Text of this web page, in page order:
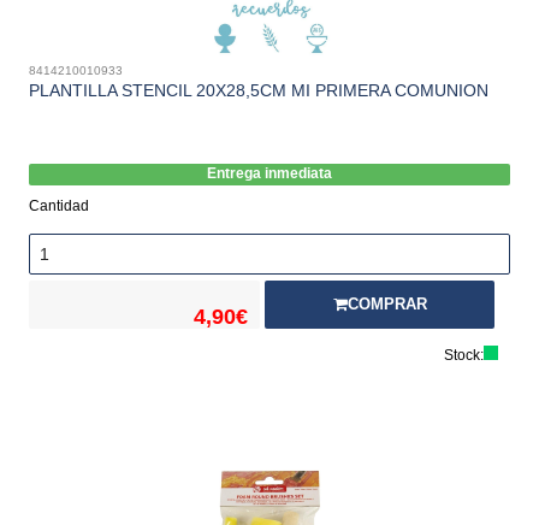
8414210010933
PLANTILLA STENCIL 20X28,5CM MI PRIMERA COMUNION
Entrega inmediata
Cantidad
4,90€
COMPRAR
Stock: